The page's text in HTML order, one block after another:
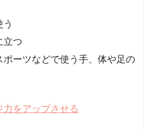
立つ
ーツなどで使う手、体や足の
力をアップさせる